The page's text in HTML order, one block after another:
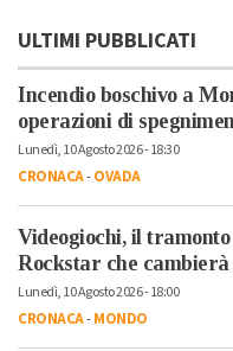
ULTIMI PUBBLICATI
Incendio boschivo a
operazioni di
Lunedì, 10 Agosto 2026 - 18:30
CRONACA-OVADA
Videogiochi, il
Rockstar che
Lunedì, 10 Agosto 2026 - 18:00
CRONACA-MONDO